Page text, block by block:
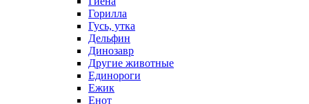
Горилла
Гусь, утка
Дельфин
Динозавр
Другие животные
Единороги
Ежик
Енот